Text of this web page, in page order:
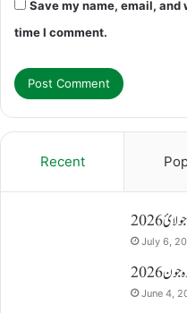
Save my name, email,
time I comment.
Recent
2026
July 6,
2026
June 4,